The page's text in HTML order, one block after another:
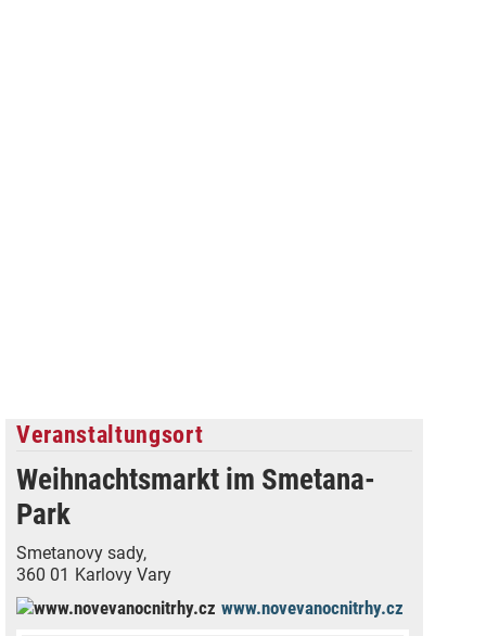
Veranstaltungsort
Weihnachtsmarkt im Smetana-
Park
Smetanovy sady,
360 01 Karlovy Vary
www.novevanocnitrhy.cz